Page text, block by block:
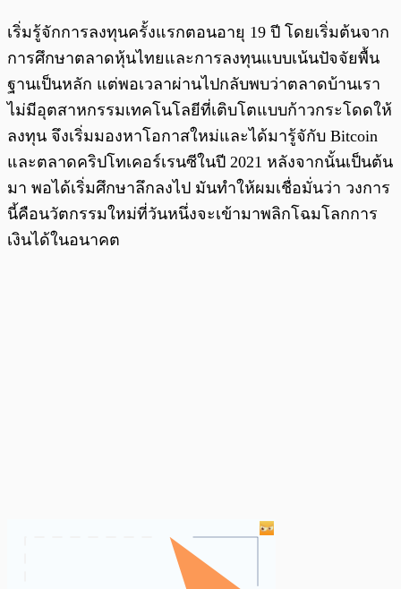
เริ่มรู้จักการลงทุนครั้งแรกตอนอายุ 19 ปี โดยเริ่มต้นจาก
การศึกษาตลาดหุ้นไทยและการลงทุนแบบเน้นปัจจัยพื้น
ฐานเป็นหลัก แต่พอเวลาผ่านไปกลับพบว่าตลาดบ้านเรา
ไม่มีอุตสาหกรรมเทคโนโลยีที่เติบโตแบบก้าวกระโดดให้
ลงทุน จึงเริ่มมองหาโอกาสใหม่และได้มารู้จักับ Bitcoin
และตลาดคริปโทเคอร์เรนซีในปี 2021 หลังจากนั้นเป็นต้น
มา พอได้เริ่มศึกษาลึกลงไป มันทำให้ผมเชื่อมั่นว่า วงการ
นี้คือนวัตกรรมใหม่ที่วันหนึ่งจะเข้ามาพลิกโฉมโลกการ
เงินได้ในอนาคต